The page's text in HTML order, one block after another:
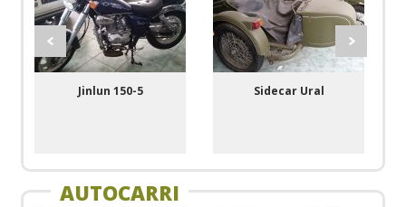
Jinlun 150-5 Sidecar Ural
AUTOCARRI